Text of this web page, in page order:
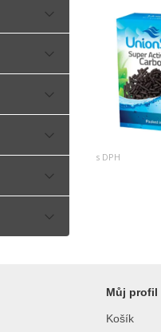
s DPH
Můj profil
Košík